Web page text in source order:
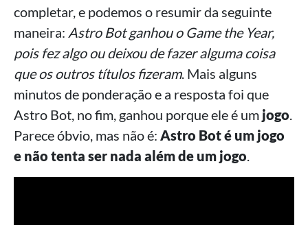
completar, e podemos o resumir da seguinte
maneira: Astro Bot ganhou o Game the Year,
pois fez algo ou deixou de fazer alguma coisa
que os outros títulos fizeram. Mais alguns
minutos de ponderação e a resposta foi que
Astro Bot, no fim, ganhou porque ele é um jogo.
Parece óbvio, mas não é: Astro Bot é um jogo
e não tenta ser nada além de um jogo.